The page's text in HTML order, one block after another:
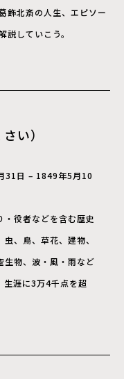
飾北斎の人生、エピソー
説していこう。
い）
31日 – 1849年5月10
・役者などを含む歴史
、鳥、草花、建物、
生物、波・風・雨など
生涯に3万4千点を超